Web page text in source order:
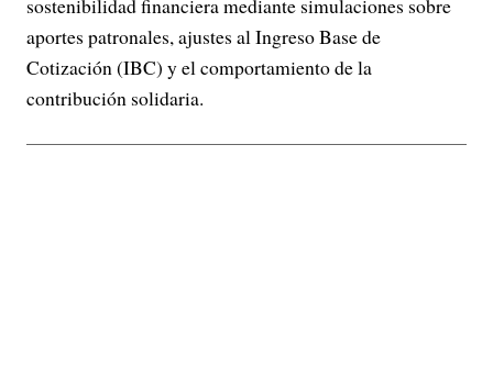
sostenibilidad financiera mediante simulaciones sobre
aportes patronales, ajustes al Ingreso Base de
Cotización (IBC) y el comportamiento de la
contribución solidaria.